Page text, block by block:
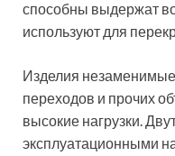
способны выдержат
используют для
Изделия
переходов и прочих
высокие нагрузки.
эксплуатационными